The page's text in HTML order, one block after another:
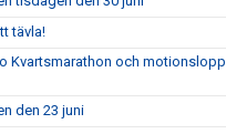
tävla!
Kvartsmarathon och motionslopp
den 23 juni